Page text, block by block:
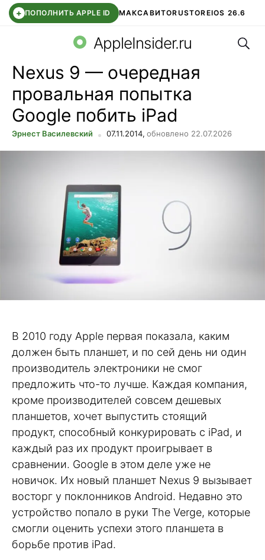
+ ПОПОЛНИТЬ APPLE ID МАКСАВИТОRUSTOREIOS 26.6
СБЕР КИДС ВТБ ОНЛАЙН ЧАТ В ROBLOX
AppleInsider.ru
Nexus 9 — очередная
провальная попытка
Google побить iPad
Эрнест Василевский 07.11.2014, обновлено 22.07.2026
В 2010 году Apple первая показала, каким
должен быть планшет, и по сей день ни один
производитель электроники не смог
предложить что-то лучше. Каждая компания,
кроме производителей совсем дешевых
планшетов, хочет выпустить стоящий
продукт, способный конкурировать с iPad, и
каждый раз их продукт проигрывает в
сравнении. Google в этом деле уже не
новичок. Их новый планшет Nexus 9 вызывает
восторг у поклонников Android. Недавно это
устройство попало в руки The Verge, которые
смогли оценить успехи этого планшета в
борьбе против iPad.